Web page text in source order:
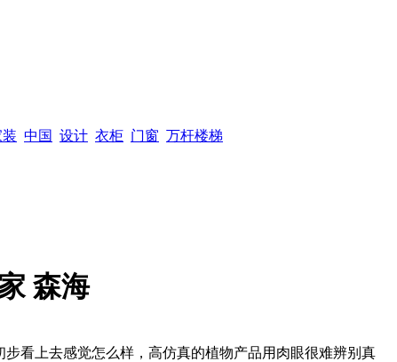
中国 设计 衣柜 门窗 万杆楼梯
森海
看上去感觉怎么样，高仿真的植物产品用肉眼很难辨别真